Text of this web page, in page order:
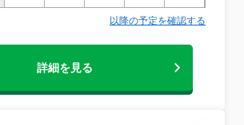
以降の予定を確認する
詳細を見る